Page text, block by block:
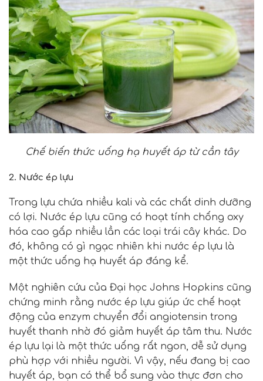
Chế biến thức uống hạ huyết áp từ cần tây
2. Nước ép lựu
Trong lựu chứa nhiều kali và các chất dinh dưỡng
có lợi. Nước ép lựu cũng có hoạt tính chống oxy
hóa cao gấp nhiều lần các loại trái cây khác. Do
đó, không có gì ngạc nhiên khi nước ép lựu là
một thức uống hạ huyết áp đáng kể.
Một nghiên cứu của Đại học Johns Hopkins cũng
chứng minh rằng nước ép lựu giúp ức chế hoạt
động của enzym chuyển đổi angiotensin trong
huyết thanh nhờ đó giảm huyết áp tâm thu. Nước
ép lựu lại là một thức uống rất ngon, dễ sử dụng
phù hợp với nhiều người. Vì vậy, nếu đang bị cao
huyết áp, bạn có thể bổ sung vào thực đơn cho